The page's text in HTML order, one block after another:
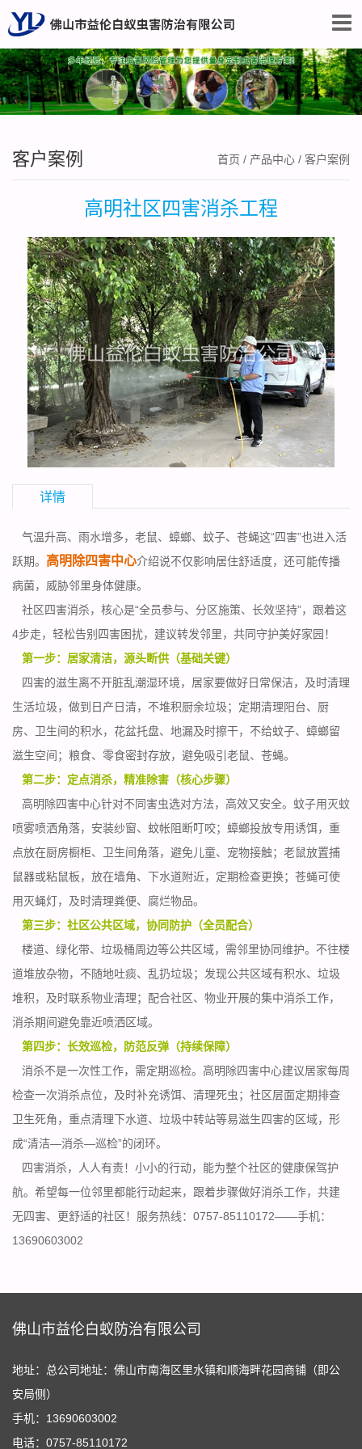
客户案例 首页 / 产品中心 / 客户案例
高明社区四害消杀工程
详情
气温升高、雨水增多，老鼠、蟑螂、蚊子、苍蝇这“四害”也进入活
跃期。 高明除四害中心介绍说不仅影响居住舒适度，还可能传播
病菌，威胁邻里身体健康。
社区四害消杀，核心是“全员参与、分区施策、长效坚持”，跟着这
4步走，轻松告别四害困扰，建议转发邻里，共同守护美好家园！
第一步：居家清洁，源头断供（基础关键）
四害的滋生离不开脏乱潮湿环境，居家要做好日常保洁，及时清理
生活垃圾，做到日产日清，不堆积厨余垃圾； 定期清理阳台、厨
房、卫生间的积水，花盆托盘、地漏及时擦干，不给蚊子、蟑螂留
滋生空间；粮食、零食密封存放，避免吸引老鼠、苍蝇。
第二步：定点消杀，精准除害（核心步骤）
高明除四害中心针对不同害虫选对方法，高效又安全。蚊子用灭蚊
喷雾喷洒角落，安装纱窗、蚊帐阻断叮咬；蟑螂投放专用诱饵，重
点放在厨房橱柜、卫生间角落，避免儿童、宠物接触；老鼠放置捕
鼠器或粘鼠板，放在墙角、下水道附近，定期检查更换；苍蝇可使
用灭蝇灯，及时清理粪便、腐烂物品。
第三步：社区公共区域，协同防护（全员配合）
楼道、绿化带、垃圾桶周边等公共区域，需邻里协同维护。不往楼
道堆放杂物，不随地吐痰、乱扔垃圾；发现公共区域有积水、垃圾
堆积，及时联系物业清理；配合社区、物业开展的集中消杀工作，
消杀期间避免靠近喷洒区域。
第四步：长效巡检，防范反弹（持续保障）
消杀不是一次性工作，需定期巡检。高明除四害中心建议居家每周
检查一次消杀点位，及时补充诱饵、清理死虫；社区层面定期排查
卫生死角，重点清理下水道、垃圾中转站等易滋生四害的区域，形
成“清洁—消杀—巡检”的闭环。
四害消杀，人人有责！小小的行动，能为整个社区的健康保驾护
航。希望每一位邻里都能行动起来，跟着步骤做好消杀工作，共建
无四害、更舒适的社区！服务热线：0757-85110172——手机：
13690603002
佛山市益伦白蚁防治有限公司
地址：总公司地址：佛山市南海区里水镇和顺海畔花园商铺（即公
安局侧）
手机：13690603002
电话：0757-85110172